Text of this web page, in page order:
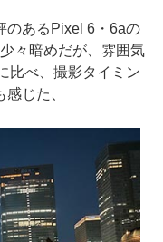
のあるPixel 6・6aの
々暗めだが、雰囲気
比べ、撮影タイミン
じた、